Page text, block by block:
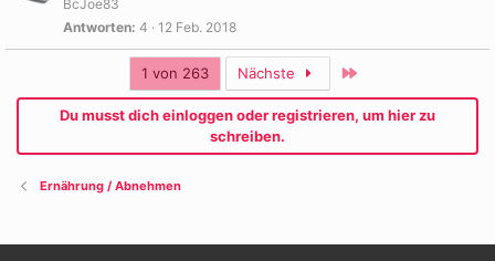
BcJoe83
Antworten 4 12 Feb. 2018
1 von 263 Nächste
Du musst dich einloggen oder registrieren, um hier zu
schreiben.
Ernährung / Abnehmen